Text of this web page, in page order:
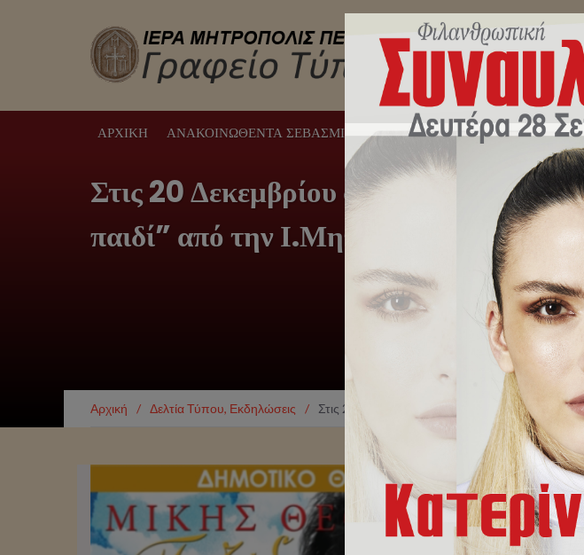
ΑΡΧΙΚΉ ΑΝΑΚΟΙΝΩΘΈΝΤΑ ΣΕΒΑΣΜΙΩΤΆΤΟΥ ΜΗΝΎΜΑΤΑ
Στις 20 Δεκεμβρίου στο Δημοτικό
παιδί” από την Ι.Μητρόπολη Πειραιώς.
Αρχική / Δελτία Τύπου, Εκδηλώσεις / Στις 20 Δεκεμβρίου στο Δημοτικό Θέατρο